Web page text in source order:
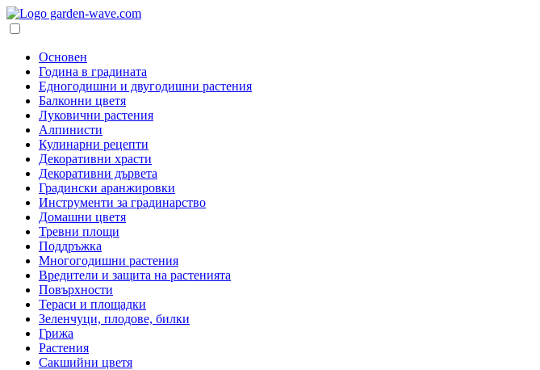
Основен
Година в градината
Едногодишни и двугодишни растения
Балконни цветя
Луковични растения
Алпинисти
Кулинарни рецепти
Декоративни храсти
Декоративни дървета
Градински аранжировки
Инструменти за градинарство
Домашни цветя
Тревни площи
Поддръжка
Многогодишни растения
Вредители и защита на растенията
Повърхности
Тераси и площадки
Зеленчуци, плодове, билки
Грижа
Растения
Сакшийни цветя